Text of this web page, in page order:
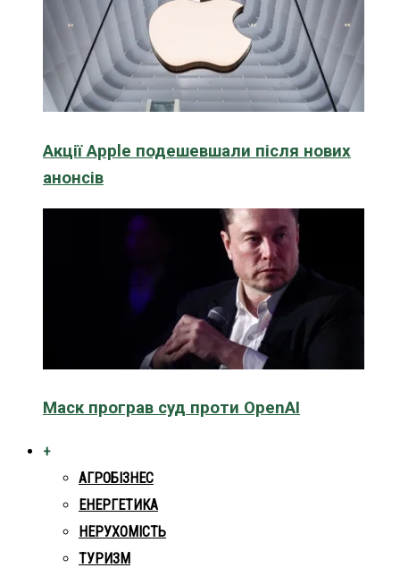
Акції Apple подешевшали після нових
анонсів
Маск програв суд проти OpenAI
+
АГРОБІЗНЕС
ЕНЕРГЕТИКА
НЕРУХОМІСТЬ
ТУРИЗМ